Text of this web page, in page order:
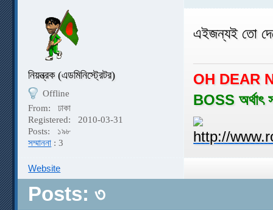
নিয়ন্ত্রক (এডমিনিস্ট্রেটর)
Offline
From:
ঢাকা
Registered:
2010-03-31
Posts:
১৯৮
সম্মাননা : 3
এইজন্যই তো
OH DEAR
BOSS অর্থাৎ
Website
Posts: ৩